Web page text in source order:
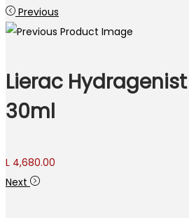
Previous
Lierac
30ml
L 4,680.00
Next